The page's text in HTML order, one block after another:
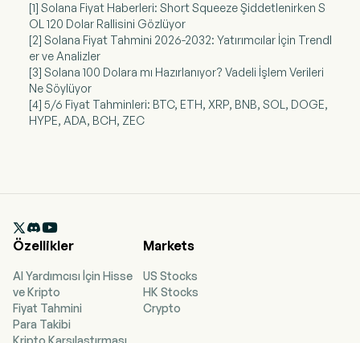
[1] Solana Fiyat Haberleri: Short Squeeze Şiddetlenirken S
OL 120 Dolar Rallisini Gözlüyor
[2] Solana Fiyat Tahmini 2026-2032: Yatırımcılar İçin Trendl
er ve Analizler
[3] Solana 100 Dolara mı Hazırlanıyor? Vadeli İşlem Verileri
Ne Söylüyor
[4] 5/6 Fiyat Tahminleri: BTC, ETH, XRP, BNB, SOL, DOGE,
HYPE, ADA, BCH, ZEC

Özellikler
AI Yardımcısı İçin Hisse
ve Kripto
Fiyat Tahmini
Para Takibi
Kripto Karşılaştırması
Markets
US Stocks
HK Stocks
Crypto